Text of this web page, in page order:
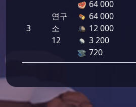
3
연구
소
12
64 000
64 000
12 000
3 200
720